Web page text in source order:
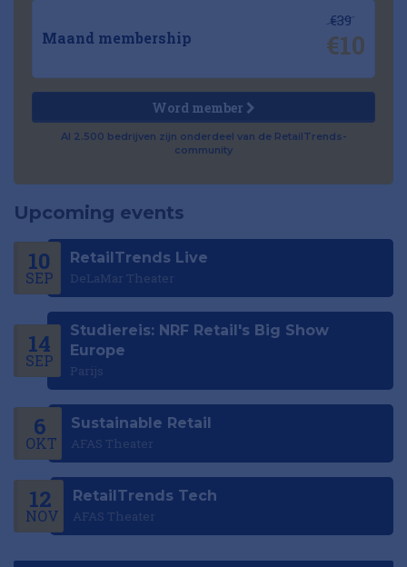
Maand membership
€39
€10
Word member
Al 2.500 bedrijven zijn onderdeel van de RetailTrends-
community
Upcoming events
10
SEP
RetailTrends Live
DeLaMar Theater
14
SEP
Studiereis: NRF Retail's Big Show
Europe
Parijs
6
OKT
Sustainable Retail
AFAS Theater
12
NOV
RetailTrends Tech
AFAS Theater